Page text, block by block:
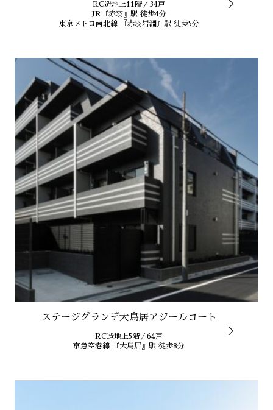
RC造地上11階／34戸
JR『赤羽』駅 徒歩4分
東京メトロ南北線 『赤羽岩淵』駅 徒歩5分
ステージグランデ大鳥居アジールコート
RC造地上5階／64戸
京急空港線 『大鳥居』駅 徒歩8分